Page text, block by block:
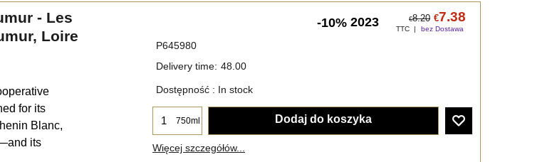
- Les
Loire
for its
Blanc,
its
-10% 2023 €8.20 €7.38
TTC bez Dostawa
P645980
Delivery time: 48.00
Dostępność : In stock
750ml Dodaj do koszyka
Więcej szczegółów...